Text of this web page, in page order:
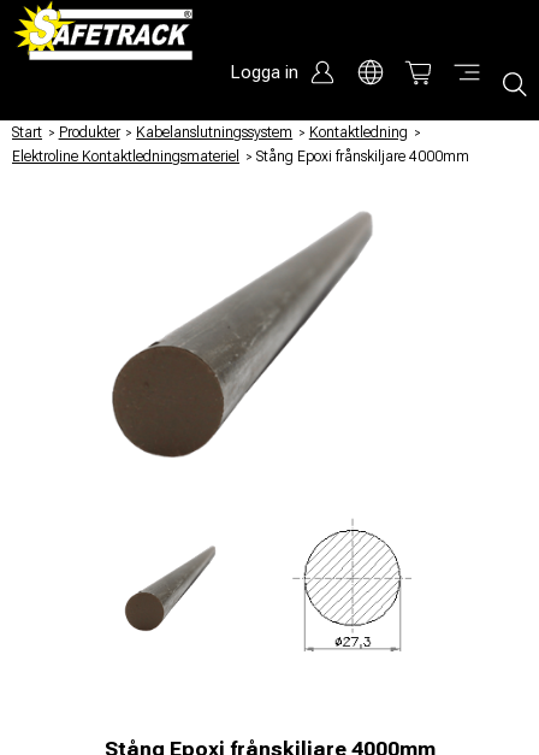
Logga in
Start / Produkter / Kabelanslutningssystem / Kontaktledning /
Elektroline Kontaktledningsmateriel
/ Stång Epoxi frånskiljare 4000mm
Stång Epoxi frånskiljare 4000mm